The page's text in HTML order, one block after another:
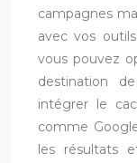
campagnes
avec vos
vous pouvez
destination
intégrer le
comme
les résultats